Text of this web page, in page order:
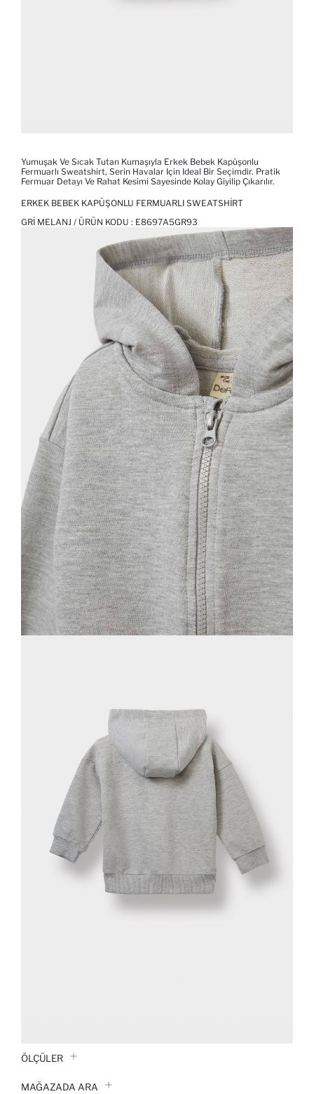
Yumuşak Ve Sıcak Tutan Kumaşıyla Erkek Bebek Kapüşonlu
Fermuarlı Sweatshirt, Serin Havalar Için Ideal Bir Seçimdir. Pratik
Fermuar Detayı Ve Rahat Kesimi Sayesinde Kolay Giyilip Çıkarılır.
ERKEK BEBEK KAPÜŞONLU FERMUARLI SWEATSHIRT
GRI MELANJ / ÜRÜN KODU : E8697A5GR93
ÖLÇÜLER
MAĞAZADA ARA